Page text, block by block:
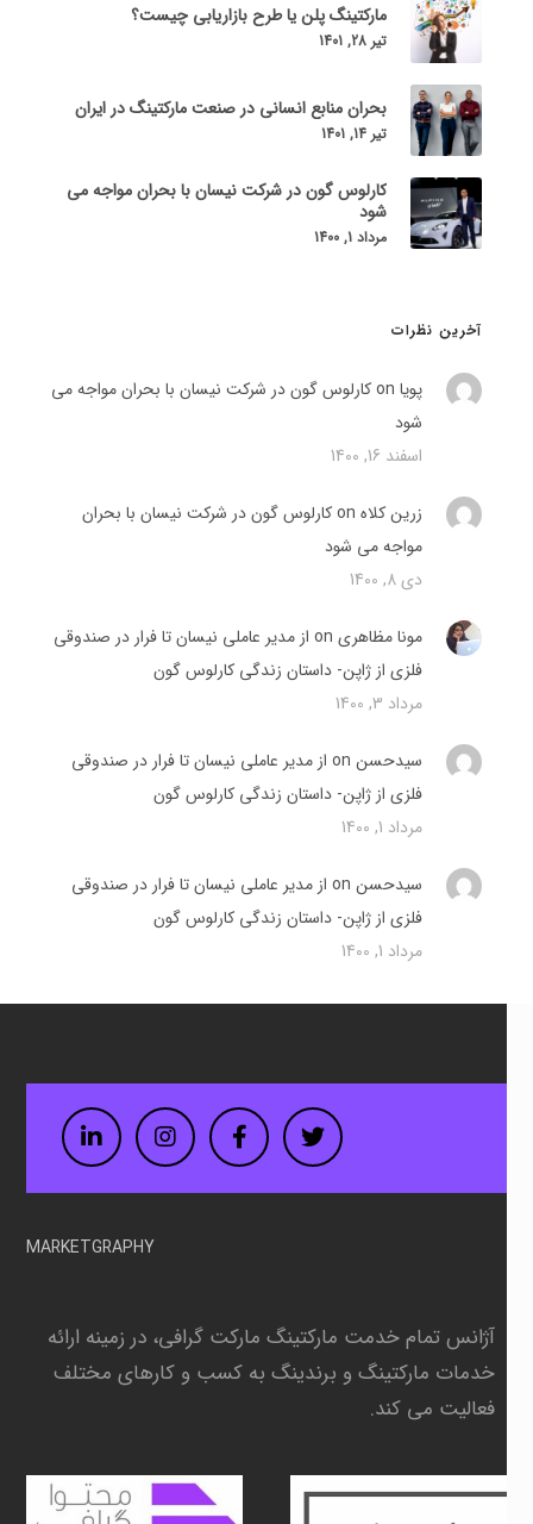
مارکتینگ پلن یا طرح بازاریابی چیست؟
تیر 28, 1401
بحران منابع انسانی در صنعت مارکتینگ در ایران
تیر 14, 1401
کارلوس گون در شرکت نیسان با بحران مواجه می
شود
مرداد 1, 1400
آخرین نظرات
پویا on
کارلوس گون در شرکت نیسان با بحران مواجه می
شود
اسفند 16, 1400
زرین کلاهon
کارلوس گون در شرکت نیسان با بحران
مواجه می شود
دی 8, 1400
مونا مظاهری on
از مدیر عاملی نیسان تا فرار در صندوقی
فلزی از ژاپن- داستان زندگی کارلوس گون
مرداد 3, 1400
سیدحسن on
از مدیر عاملی نیسان تا فرار در صندوقی
فلزی از ژاپن- داستان زندگی کارلوس گون
مرداد 1, 1400
سیدحسن on
از مدیر عاملی نیسان تا فرار در صندوقی
فلزی از ژاپن- داستان زندگی کارلوس گون
مرداد 1, 1400
Twitter
Facebook
Instagram
LinkedIn
MARKETGRAPHY
آژانس تمام خدمت مارکتینگ مارکت گرافی، در زمینه ارائه
خدمات مارکتینگ و برندینگ به کسب و کارهای مختلف
فعالیت می کند.